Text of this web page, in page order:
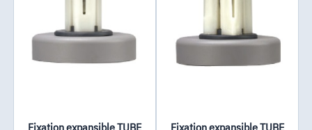
Fixation expansible TUBE
Fixation expansible TUBE